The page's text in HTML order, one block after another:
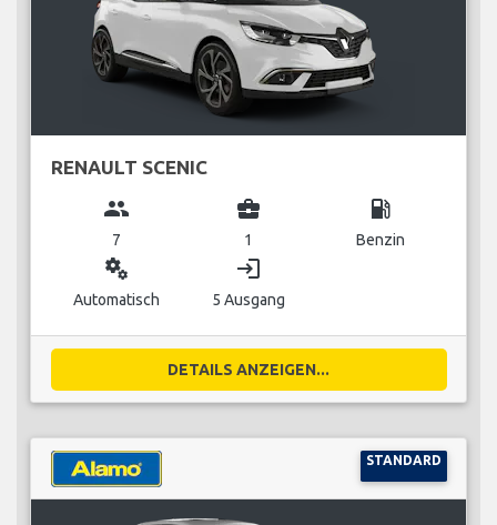
RENAULT SCENIC
group
7
business_center
1
local_gas_station
Benzin
miscellaneous_services
Automatisch
login
5 Ausgang
DETAILS ANZEIGEN...
STANDARD